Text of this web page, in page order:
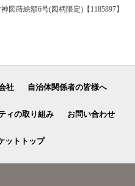
図蒔絵額6号(図柄限定)【1185897】
社 自治体関係者の皆様へ
ィの取り組み お問い合わせ
ットトップ